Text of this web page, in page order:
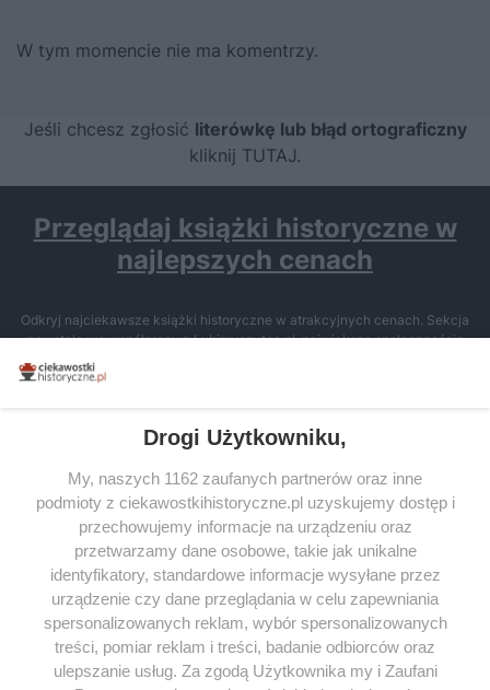
W tym momencie nie ma komentrzy.
Jeśli chcesz zgłosić literówkę lub błąd ortograficzny
kliknij TUTAJ.
Przeglądaj książki historyczne w
najlepszych cenach
Odkryj najciekawsze książki historyczne w atrakcyjnych cenach. Sekcja
powstała we współpracy z Lubimyczytac.pl, największą społecznością
miłośników literatury w Polsce – dzięki temu możesz wybierać spośród
tytułów najwyżej ocenianych przez czytelników.
SERWIS
SPOŁECZNOŚĆ
WSPÓŁPRACA
KONTAKT
Drogi Użytkowniku,
My, naszych 1162 zaufanych partnerów oraz inne
podmioty z ciekawostkihistoryczne.pl uzyskujemy dostęp i
przechowujemy informacje na urządzeniu oraz
przetwarzamy dane osobowe, takie jak unikalne
identyfikatory, standardowe informacje wysyłane przez
urządzenie czy dane przeglądania w celu zapewniania
spersonalizowanych reklam, wybór spersonalizowanych
treści, pomiar reklam i treści, badanie odbiorców oraz
ulepszanie usług. Za zgodą Użytkownika my i Zaufani